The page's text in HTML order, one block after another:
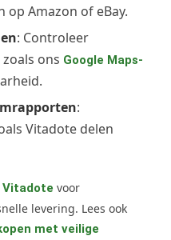
op Amazon of eBay.
: Controleer
ons Google Maps-
:
Vitadote delen
Vitadote voor
levering. Lees ook
met veilige